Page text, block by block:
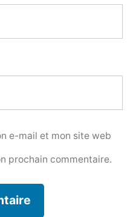
e-mail et mon site web
prochain commentaire.